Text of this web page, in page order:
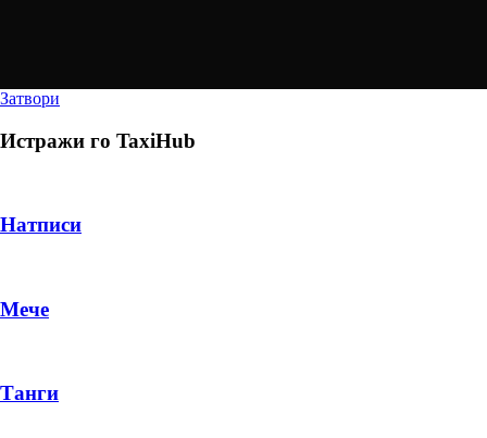
Затвори
Истражи го TaxiHub
Натписи
Мече
Танги